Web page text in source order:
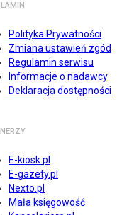
Polityka Prywatności
Zmiana ustawień zgód
Regulamin serwisu
Informacje o nadawcy
Deklaracja dostępności
E-kiosk.pl
E-gazety.pl
Nexto.pl
Mała księgowość